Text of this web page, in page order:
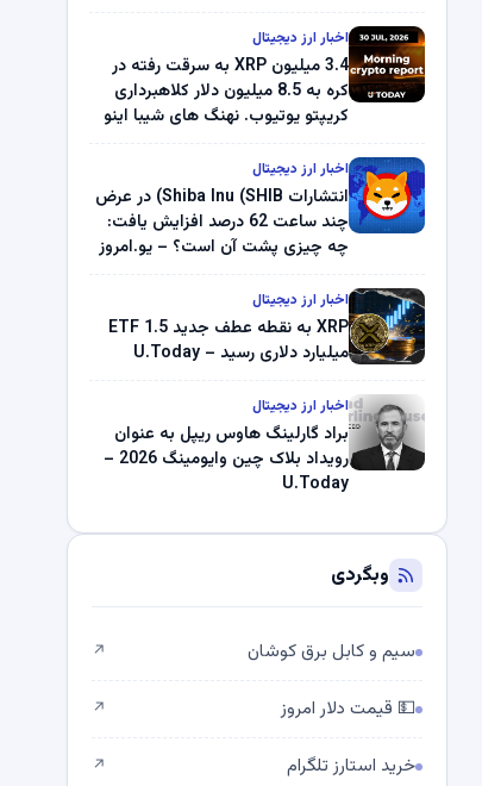
اخبار ارز دیجیتال
3.4 میلیون XRP به سرقت رفته در
کره به 8.5 میلیون دلار کلاهبرداری
کریپتو یوتیوب. نهنگ های شیبا اینو
میلیون دلار U-Turn در بیت کوین را
ثبت کرد – گزارش کریپتو صبح –
U.Today
اخبار ارز دیجیتال
انتشارات Shiba Inu (SHIB) در عرض
چند ساعت 62 درصد افزایش یافت:
چه چیزی پشت آن است؟ – یو.امروز
اخبار ارز دیجیتال
XRP به نقطه عطف جدید ETF 1.5
میلیارد دلاری رسید – U.Today
اخبار ارز دیجیتال
براد گارلینگ هاوس ریپل به عنوان
رویداد بلاک چین وایومینگ 2026 –
U.Today
وبگردی
سیم و کابل برق کوشان ↗
💵 قیمت دلار امروز ↗
خرید استارز تلگرام ↗